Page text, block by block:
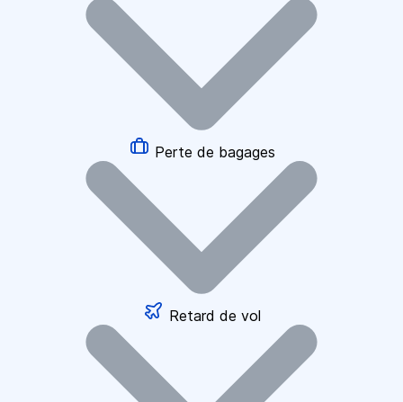
Perte de bagages
Retard de vol